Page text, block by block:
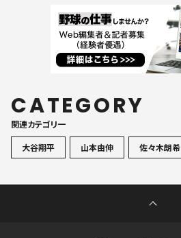
CATEGORY
関連カテゴリ一
大谷翔平
山本由伸 佐々木朗希